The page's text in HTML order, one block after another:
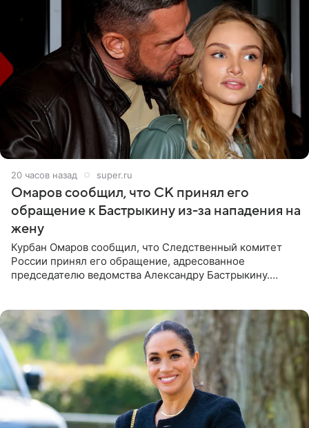
20 часов назад super.ru
Омаров сообщил, что СК принял его
обращение к Бастрыкину из-за нападения на
жену
Курбан Омаров сообщил, что Следственный комитет
России принял его обращение, адресованное
председателю ведомства Александру Бастрыкину.